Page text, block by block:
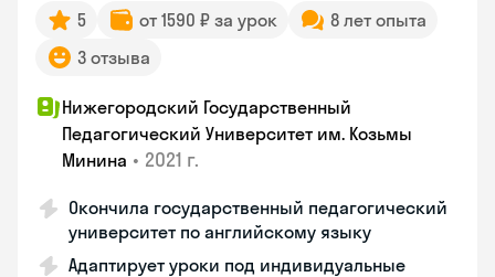
5 от 1590 ₽ за урок
8 лет опыта
3 отзыва
Нижегородский Государственный
Педагогический Университет им. Козьмы
Минина • 2021 г.
Окончила государственный педагогический
университет по английскому языку
Адаптирует уроки под индивидуальные